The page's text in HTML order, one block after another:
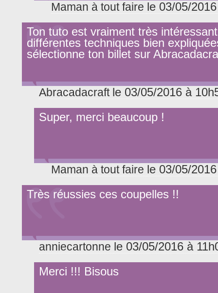
Maman à tout faire le 03/05/
Ton tuto est vraiment très
différentes techniques bien
sélectionne ton billet sur
Abracadacraft le 03/05/2016 à
Super, merci beaucoup !
Maman à tout faire le 03/05/
Très réussies ces coupelles !!
anniecartonne le 03/05/2016 à
Merci !!! Bisous